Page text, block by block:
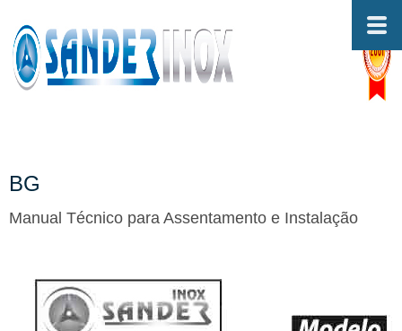
BG
Manual Técnico para Assentamento e Instalação